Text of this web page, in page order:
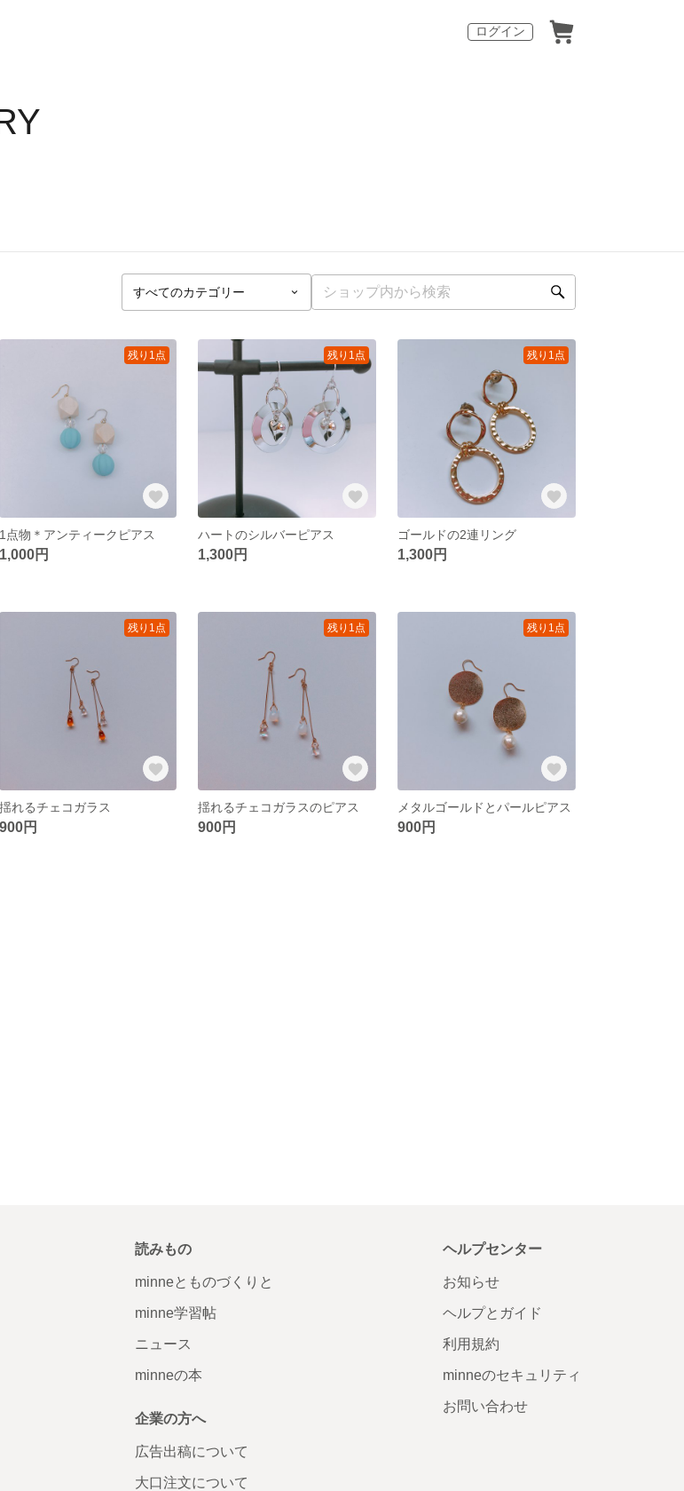
ログイン
残り1点
1点物＊アンティークピアス
1,000円
残り1点
ハートのシルバーピアス
1,300円
残り1点
ゴールドの2連リング
1,300円
残り1点
揺れるチェコガラス
900円
残り1点
揺れるチェコガラスのピアス
900円
残り1点
メタルゴールドとパールピアス
900円
読みもの
minneとものづくりと
minne学習帖
ニュース
minneの本
企業の方へ
広告出稿について
大口注文について
ヘルプセンター
お知らせ
ヘルプとガイド
利用規約
minneのセキュリティ
お問い合わせ